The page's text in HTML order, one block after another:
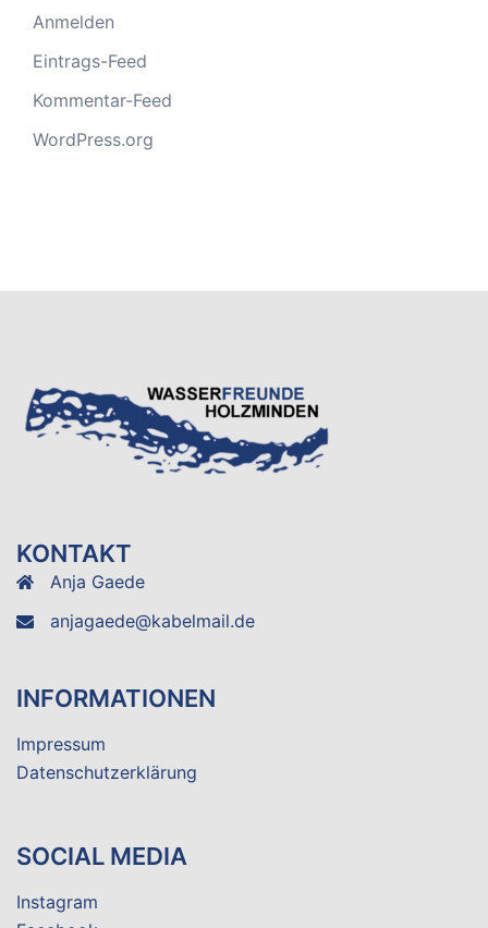
Anmelden
Eintrags-Feed
Kommentar-Feed
WordPress.org
KONTAKT
Anja Gaede
anjagaede@kabelmail.de
INFORMATIONEN
Impressum
Datenschutzerklärung
SOCIAL MEDIA
Instagram